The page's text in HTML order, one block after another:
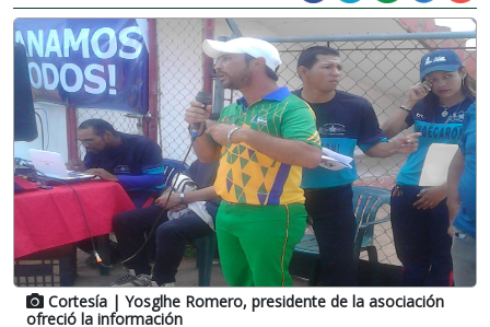
Cortesía | Yosglhe Romero, presidente de la asociación
ofreció la información